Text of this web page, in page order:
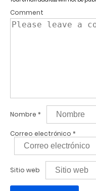
Comment
Nombre *
Correo electrónico *
Sitio web